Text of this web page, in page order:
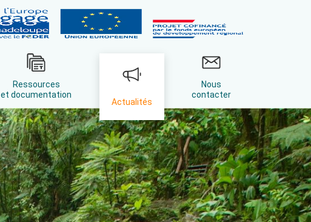
Ressources
et documentation
Actualités
Nous
contacter